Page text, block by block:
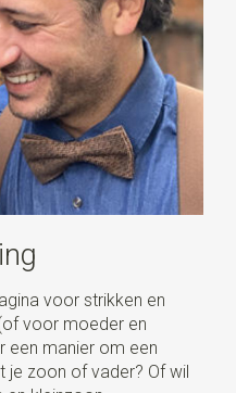
voor strikken en
voor moeder en
een manier om een
zoon of vader? Of wil